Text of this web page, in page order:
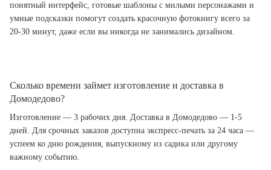
понятный интерфейс, готовые шаблоны с милыми персонажами и
умные подсказки помогут создать красочную фотокнигу всего за
20-30 минут, даже если вы никогда не занимались дизайном.
Сколько времени займет изготовление и доставка в
Домодедово?
Изготовление — 3 рабочих дня. Доставка в Домодедово — 1-5
дней. Для срочных заказов доступна экспресс-печать за 24 часа —
успеем ко дню рождения, выпускному из садика или другому
важному событию.